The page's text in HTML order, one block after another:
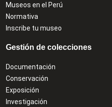
Museos en el Perú
Normativa
Inscribe tu museo
Gestión de colecciones
Documentación
Conservación
Exposición
Investigación